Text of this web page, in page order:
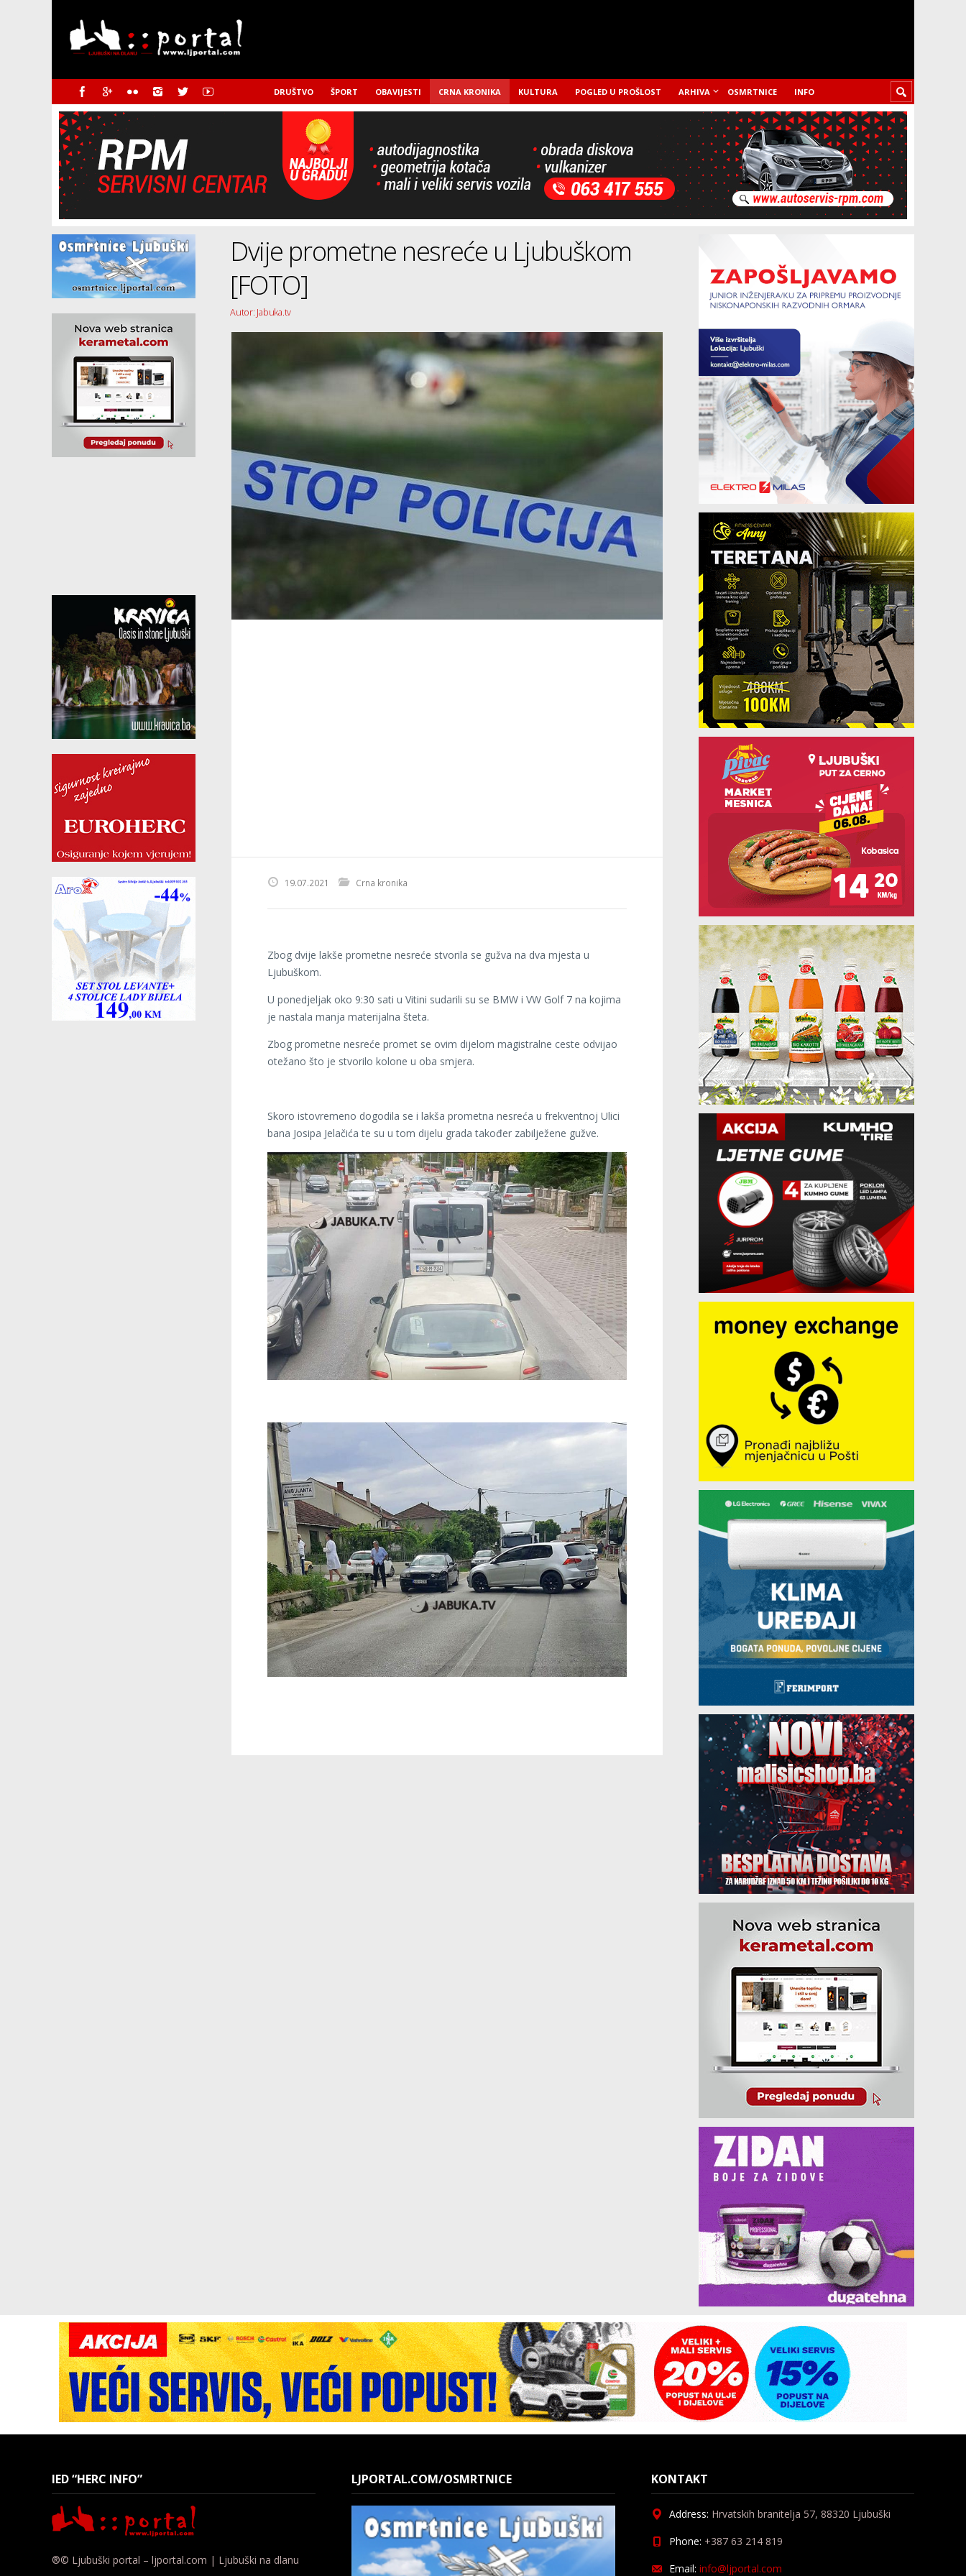
DRUŠTVO ŠPORT OBAVIJESTI CRNA KRONIKA KULTURA POGLED U PROŠLOST ARHIVA OSMRTNICE INFO
Dvije prometne nesreće u Ljubuškom
[FOTO]
Autor: Jabuka.tv
19.07.2021 Crna kronika
Zbog dvije lakše prometne nesreće stvorila se gužva na dva mjesta u
Ljubuškom.
U ponedjeljak oko 9:30 sati u Vitini sudarili su se BMW i VW Golf 7 na kojima
je nastala manja materijalna šteta.
Zbog prometne nesreće promet se ovim dijelom magistralne ceste odvijao
otežano što je stvorilo kolone u oba smjera.
Skoro istovremeno dogodila se i lakša prometna nesreća u frekventnoj Ulici
bana Josipa Jelačića te su u tom dijelu grada također zabilježene gužve.
IED “HERC INFO”
®© Ljubuški portal – ljportal.com | Ljubuški na dlanu
LJPORTAL.COM/OSMRTNICE KONTAKT
Address: Hrvatskih branitelja 57, 88320 Ljubuški
Phone: +387 63 214 819
Email: info@ljportal.com